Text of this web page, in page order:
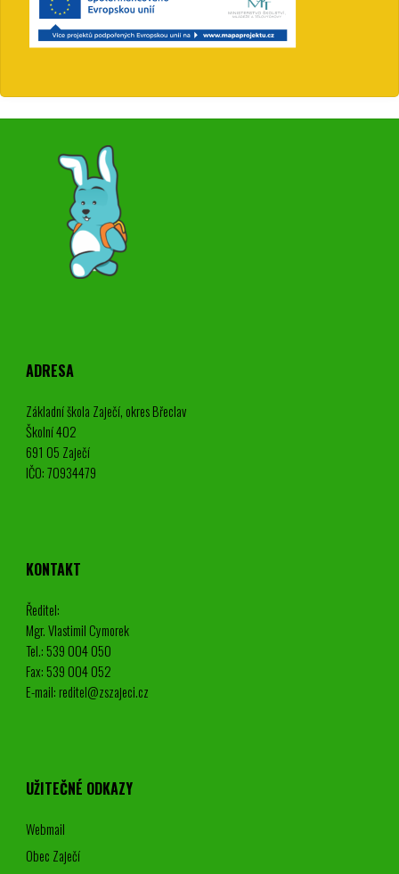
ADRESA
Základní škola Zaječí, okres Břeclav
Školní 402
691 05 Zaječí
IČO: 70934479
KONTAKT
Ředitel:
Mgr. Vlastimil Cymorek
Tel.: 539 004 050
Fax: 539 004 052
E-mail: reditel@zszajeci.cz
UŽITEČNÉ ODKAZY
Webmail
Obec Zaječí